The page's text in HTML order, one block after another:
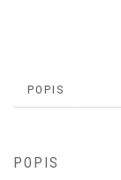
POPIS
POPIS